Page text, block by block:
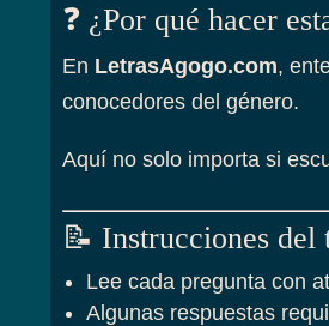
❓ ¿Por qué hacer
En LetrasAgogo.com,
conocedores del género.
Aquí no solo importa si
📝 Instrucciones del
Lee cada pregunta con
Algunas respuestas